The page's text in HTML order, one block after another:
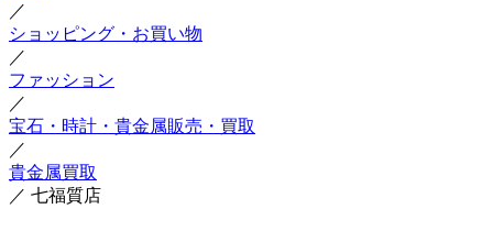
／
ショッピング・お買い物
／
ファッション
／
宝石・時計・貴金属販売・買取
／
貴金属買取
／ 七福質店